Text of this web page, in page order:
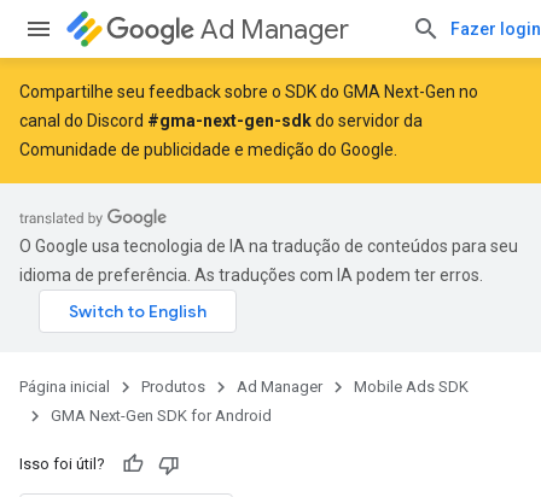
Ad Manager Fazer login
Compartilhe seu feedback sobre o SDK do GMA Next-Gen no
canal do Discord #gma-next-gen-sdkdo servidor da
Comunidade de publicidade e medição do Google.
O Google usa tecnologia de IA na tradução de conteúdos para seu
idioma de preferência. As traduções com IA podem ter erros.
Página inicial Produtos Ad Manager
Mobile Ads SDK
GMA Next-Gen SDK for Android
Isso foi útil?